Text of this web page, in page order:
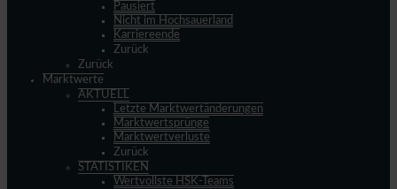
Pausiert
Nicht im Hochsauerland
Karriereende
Zurück
Zurück
Marktwerte
AKTUELL
Letzte Marktwertänderungen
Marktwertsprünge
Marktwertverluste
Zurück
STATISTIKEN
Wertvollste HSK-Teams